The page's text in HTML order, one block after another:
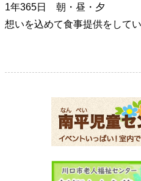
1年365日 朝・昼・夕
想いを込めて食事提供をして